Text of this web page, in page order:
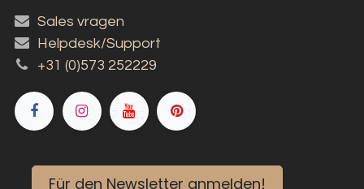
Sales vragen
Helpdesk/Support
+31 (0)573 252229
Für den Newsletter anmelden!